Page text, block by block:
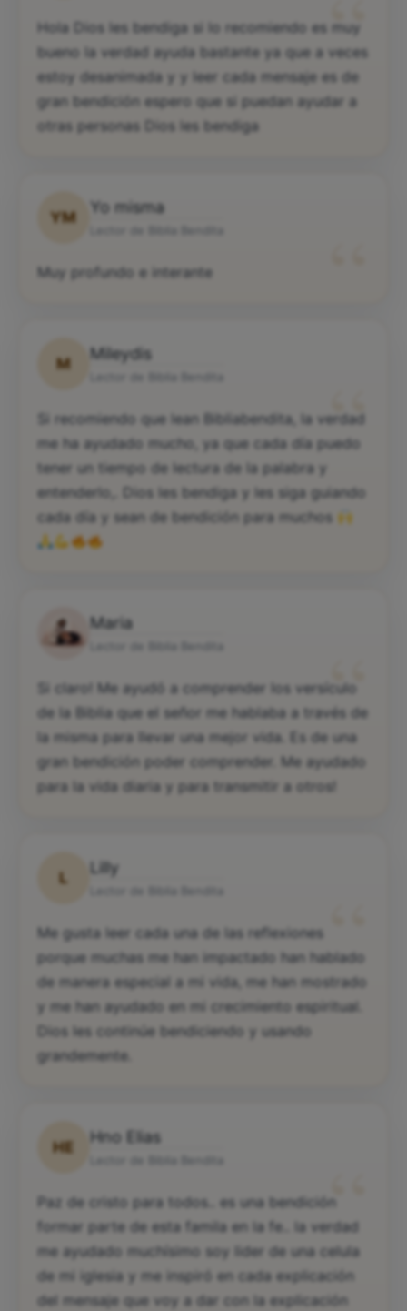
“
Hola Dios les bendiga si lo recomiendo es muy
bueno la verdad ayuda bastante ya que a veces
estoy desanimada y y leer cada mensaje es de
gran bendición espero que si puedan ayudar a
otras personas Dios les bendiga
YM
Yo misma
Muy profundo e interante
M
Mileydis
“
Si recomiendo que lean Bibliabendita, la verdad
me ha ayudado mucho, ya que cada día puedo
tener un tiempo de lectura de la palabra y
entenderlo,. Dios les bendiga y les siga guiando
cada día y sean de bendición para muchos
Maria
“
Si claro! Me ayudó a comprender los versículo
de la Biblia que el señor me hablaba a través de
la misma para llevar una mejor vida. Es de una
gran bendición poder comprender. Me ayudado
para la vida diaria y para transmitir a otros!
L
Lilly
“
Me gusta leer cada una de las reflexiones
porque muchas me han impactado han hablado
de manera especial a mi vida, me han mostrado
y me han ayudado en mi crecimiento espiritual.
Dios les continúe bendiciendo y usando
grandemente.
HE
Hno Elias
“
Paz de cristo para todos.. es una bendición
formar parte de esta famila en la fe.. la verdad
me ayudado muchísimo soy lider de una celula
de mi iglesia y me inspiró en cada explicación
del mensaje que voy a dar con la explicación